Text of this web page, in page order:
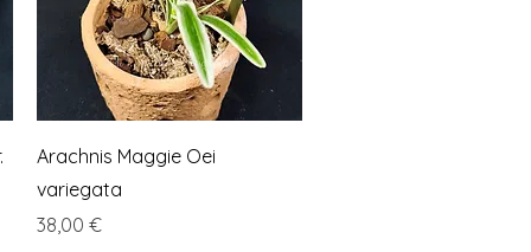
Visualização rápida
Arachnis Maggie Oei
variegata
Preço
38,00 €